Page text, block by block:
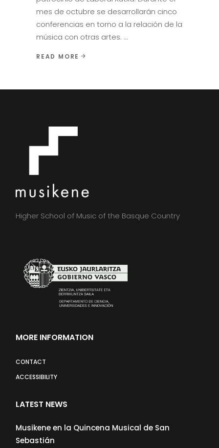
mes de octubre se desarrollarán cinco
conferencias en torno a la relación de la
música con otras artes.
READ MORE
Higher School of Music of the Basque Country
MORE INFORMATION
CONTACT
ACCESSIBILITY
LATEST NEWS
Musikene en la Quincena Musical de San
Sebastián